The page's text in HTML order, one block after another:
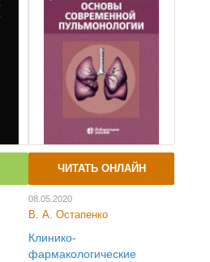
ЧИТАТЬ ОНЛАЙН
08.05.2020
В. А. Остапенко
Клинико-
фармакологические